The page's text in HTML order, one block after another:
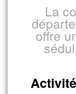
La
offre